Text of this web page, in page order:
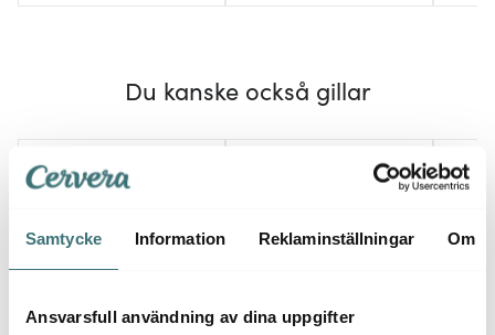
Samtycke Information Reklaminställningar Om
Ansvarsfull användning av dina uppgifter
Du kanske också gillar